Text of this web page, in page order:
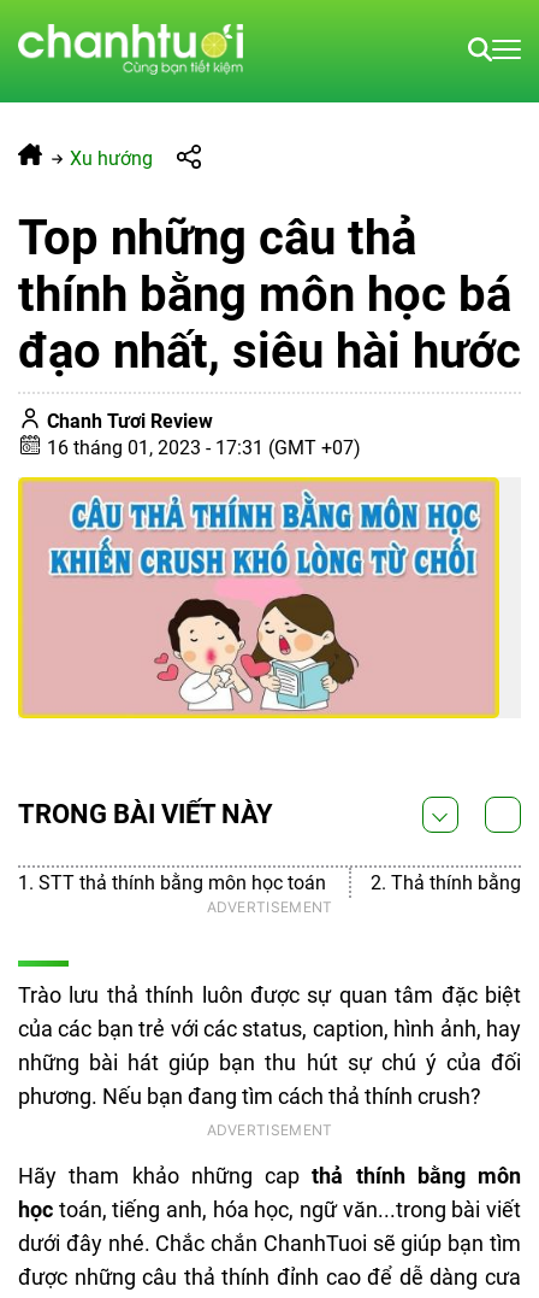
Xu hướng
Top những câu thả
thính bằng môn học bá
đạo nhất, siêu hài hước
Chanh Tươi Review
16 tháng 01, 2023 - 17:31 (GMT +07)
Trào lưu thả thính luôn được sự quan tâm đặc biệt
của các bạn trẻ với các status, caption, hình ảnh, hay
những bài hát giúp bạn thu hút sự chú ý của đối
phương. Nếu bạn đang tìm cách thả thính crush?
Hãy tham khảo những cap thả thính bằng môn
học toán, tiếng anh, hóa học, ngữ văn...trong bài viết
dưới đây nhé. Chắc chắn ChanhTuoi sẽ giúp bạn tìm
được những câu thả thính đỉnh cao để dễ dàng cưa
TRONG BÀI VIẾT NÀY
1. STT thả thính bằng môn học toán 2. Thả thính bằng